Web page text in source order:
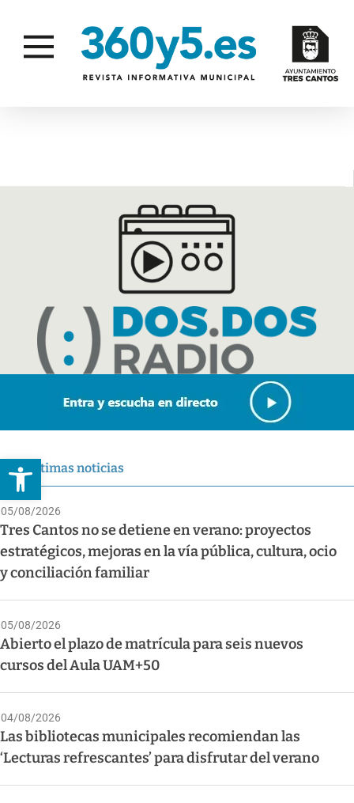
Abrir barra de herramientas
Últimas noticias
05/08/2026
Tres Cantos no se detiene en verano: proyectos
estratégicos, mejoras en la vía pública, cultura, ocio
y conciliación familiar
05/08/2026
Abierto el plazo de matrícula para seis nuevos
cursos del Aula UAM+50
04/08/2026
Las bibliotecas municipales recomiendan las
‘Lecturas refrescantes’ para disfrutar del verano